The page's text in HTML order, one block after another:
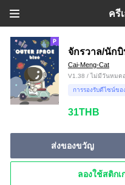
ครี
จักรวาล/นัก
Cai-Meng-Cat
V1.38 / ไม่มีวันหมด
การรองรับดีไซน์ขอ
31THB
ส่งของขวัญ
ลองใช้สติก